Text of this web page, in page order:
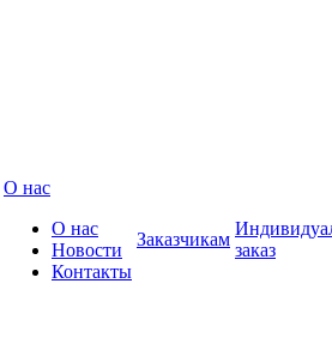
О нас
О нас
Новости
Контакты
Заказчикам
заказ